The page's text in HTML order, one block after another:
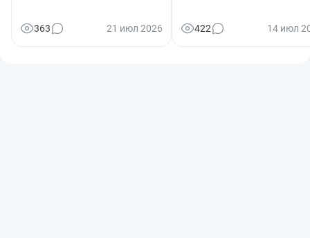
363 21 июл 2026 422 14 июл